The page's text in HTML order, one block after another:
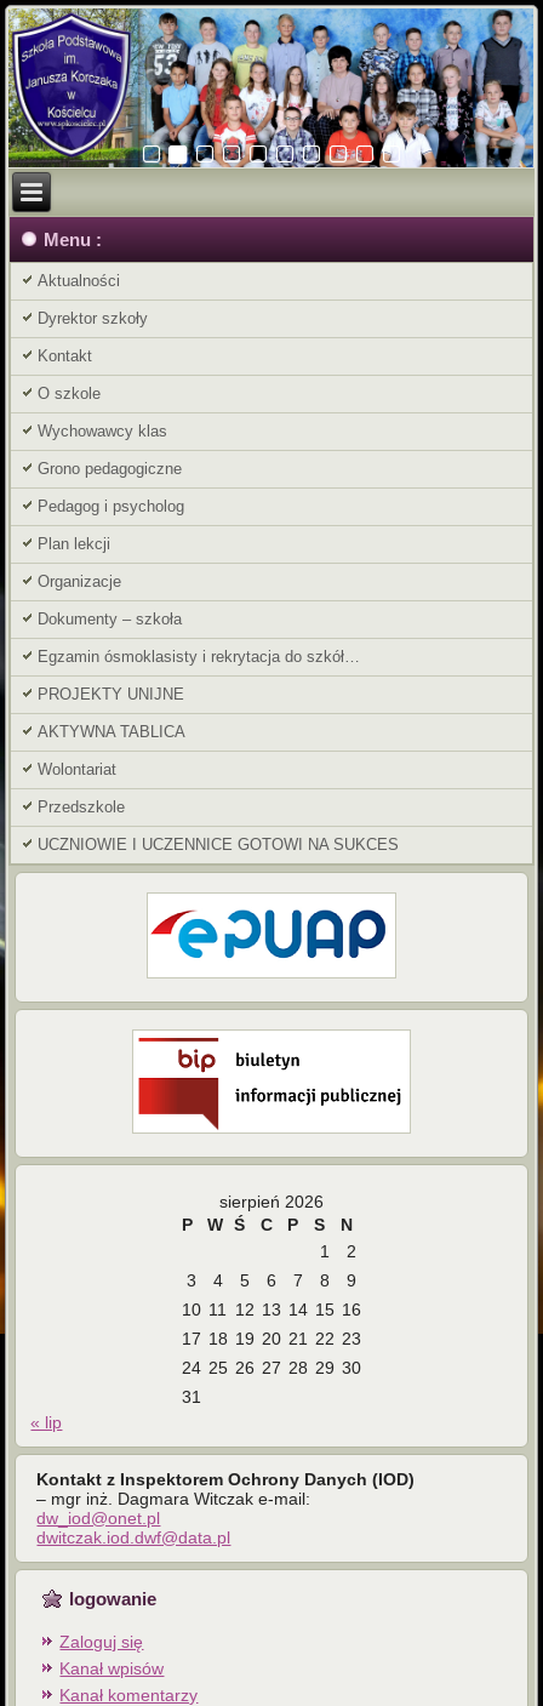
Menu :
Aktualności
Dyrektor szkoły
Kontakt
O szkole
Wychowawcy klas
Grono pedagogiczne
Pedagog i psycholog
Plan lekcji
Organizacje
Dokumenty – szkoła
Egzamin ósmoklasisty i rekrytacja do szkół…
PROJEKTY UNIJNE
AKTYWNA TABLICA
Wolontariat
Przedszkole
UCZNIOWIE I UCZENNICE GOTOWI NA SUKCES
sierpień 2026
P
W Ś C P S
N
1
2
3
4 5 6 7 8
9
10 11 12 13 14 15 16
17 18 19 20 21 22 23
24 25 26 27 28 29 30
31
« lip
Kontakt z Inspektorem Ochrony Danych (IOD)
– mgr inż. Dagmara Witczak e-mail:
dw_iod@onet.pl
dwitczak.iod.dwf@data.pl
logowanie
Zaloguj się
Kanał wpisów
Kanał komentarzy